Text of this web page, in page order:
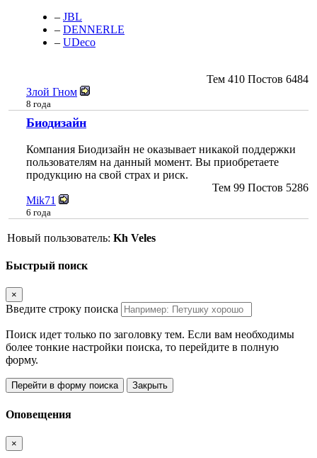
– JBL
– DENNERLE
– UDeco
Тем 410 Постов 6484
Злой Гном
8 года
Биодизайн
Компания Биодизайн не оказывает никакой поддержки
пользователям на данный момент. Вы приобретаете
продукцию на свой страх и риск.
Тем 99 Постов 5286
Mik71
6 года
Новый пользователь:Kh Veles
Быстрый поиск
×
Введите строку поиска
Поиск идет только по заголовку тем. Если вам необходимы
более тонкие настройки поиска, то перейдите в полную
форму.
Перейти в форму поиска Закрыть
Оповещения
×